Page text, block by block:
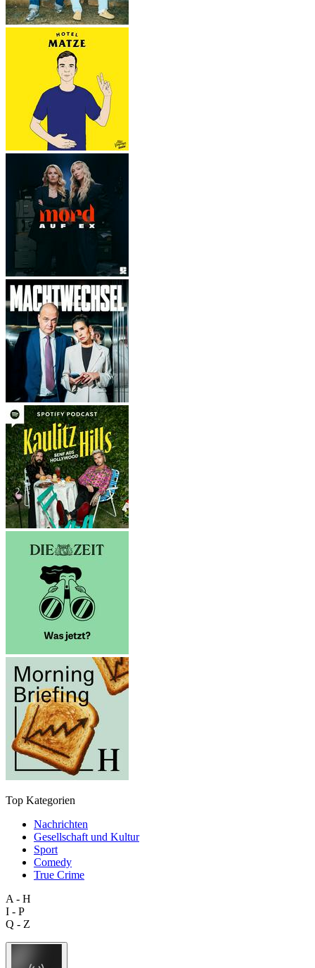
Top Kategorien
Nachrichten
Gesellschaft und Kultur
Sport
Comedy
True Crime
A - H
I - P
Q - Z